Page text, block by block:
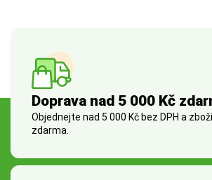
Doprava nad 5 000 Kč
Objednejte nad 5 000 Kč bez DPH a
zdarma.